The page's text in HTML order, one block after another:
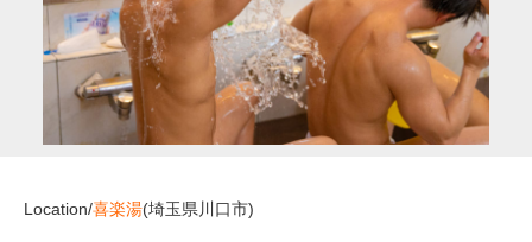
Location/喜楽湯(埼玉県川口市)